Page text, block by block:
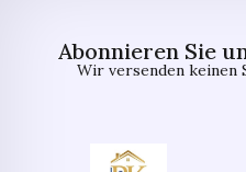
Abonnieren Sie
Wir versenden keinen